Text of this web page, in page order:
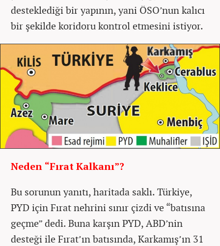
desteklediği bir yapının, yani ÖSO’nun kalıcı
bir şekilde koridoru kontrol etmesini istiyor.
Neden “Fırat Kalkanı”?
Bu sorunun yanıtı, haritada saklı. Türkiye,
PYD için Fırat nehrini sınır çizdi ve “batısına
geçme” dedi. Buna karşın PYD, ABD’nin
desteği ile Fırat’ın batısında, Karkamış’ın 31